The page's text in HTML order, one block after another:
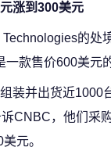
涨到300美元
的处
款售价600美元
装并出货近1000
CNBC，他们采
元。